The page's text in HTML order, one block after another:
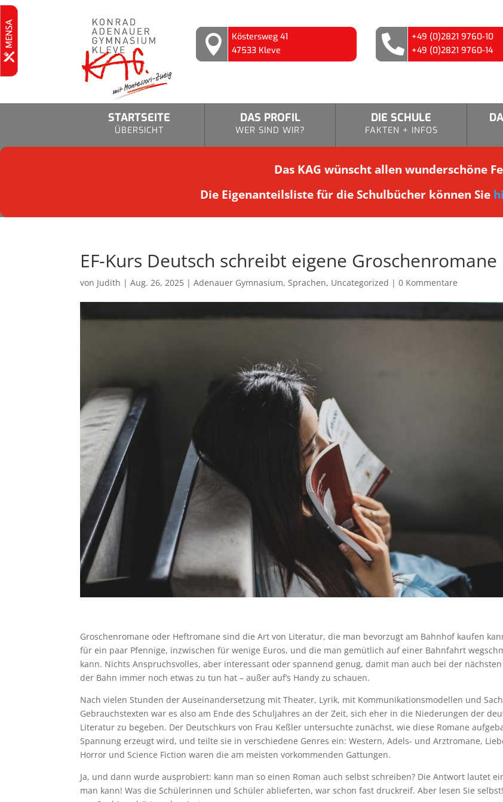

Köstersweg 41
47533 Kleve

+49 (0)2821 9760-10
+49 (0)2821 9760-14
STARTSEITE
ÜBERSICHT
DAS PROFIL
WER SIND WIR?
DIE SCHULE
FAKTEN + INFOS
Das KAG wünscht allen wunderschöne
Die Eigenanteilsliste für die Schulbücher können Sie
EF-Kurs Deutsch schreibt eigene Groschenromane
von Judith |Aug. 26, 2025 |Adenauer Gymnasium,Sprachen, Uncategorized |0 Kommentare
Groschenromane oder Heftromane sind die Art von Literatur, die man bevorzugt am Bahnhof kaufen
für ein paar Pfennige, inzwischen für wenige Euros, und die man gemütlich auf einer Bahnfahrt
kann. Nichts Anspruchsvolles, aber interessant oder spannend genug, damit man auch bei der
der Bahn immer noch etwas zu tun hat – außer auf’s Handy zu schauen.
Nach vielen Stunden der Auseinandersetzung mit Theater, Lyrik, mit Kommunikationsmodellen und
Gebrauchstexten war es also am Ende des Schuljahres an der Zeit, sich eher in die Niederungen der
Literatur zu begeben. Der Deutschkurs von Frau Keßler untersuchte zunächst, wie diese Romane
Spannung erzeugt wird, und teilte sie in verschiedene Genres ein: Western, Adels- und Arztromane,
Horror und Science Fiction waren die am meisten vorkommenden Gattungen.
Ja, und dann wurde ausprobiert: kann man so einen Roman auch selbst schreiben? Die Antwort lautet
man kann! Was die Schülerinnen und Schüler ablieferten, war schon fast druckreif. Aber lesen Sie